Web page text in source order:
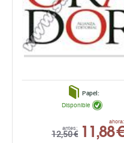
Papel:
antes:
12,50 €
ahora:
11,88 €
Disponible